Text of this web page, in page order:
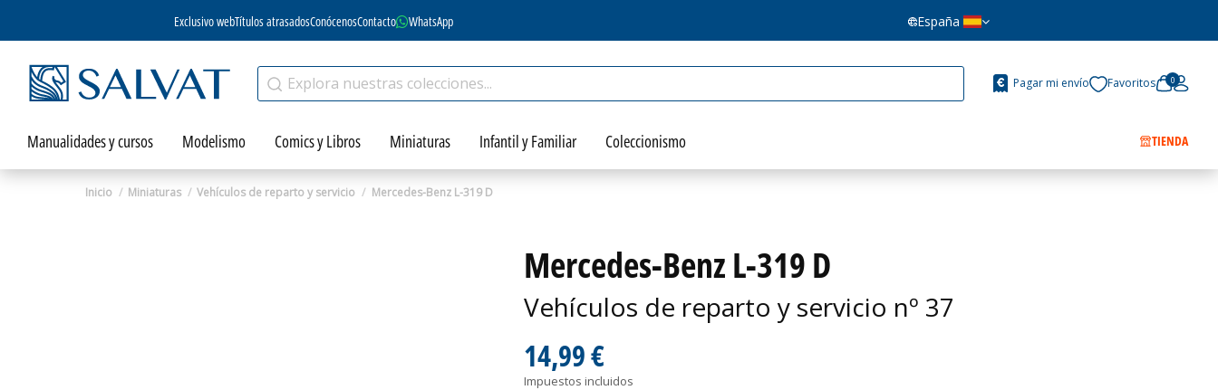
Exclusivo webTítulos atrasadosConócenosContacto WhatsApp España
Pagar mi envío Favoritos 0
Manualidades y cursos Modelismo Comics y Libros Miniaturas Infantil y Familiar Coleccionismo TIENDA
Inicio Miniaturas Vehículos de reparto y servicio Mercedes-Benz L-319 D
Mercedes-Benz L-319 D
Vehículos de reparto y servicio nº 37
14,99 €
Impuestos incluidos